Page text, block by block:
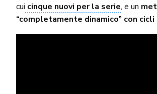
cui cinque nuovi per la serie, e un
“completamente dinamico” con